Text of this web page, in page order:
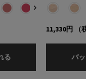
{1} の場合
ッチ、1/8
プラダ タッチ、2/8
プ のカラー プラダ タッチ、3/8
のカラー プラダ タッチ、4/8
選択済み
P72 ピンクダリア のカラー プ
選択済み
P76 リリー のカラー プ
選択済み
P79 モーヴ の
選択済み
O86 ピ
る
色を選択してください
選択済み
LC5：クール
選択
LN5
11,330円 （
バ